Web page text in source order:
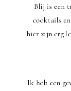
Blij is een
cocktails
hier zijn erg
Ik heb een